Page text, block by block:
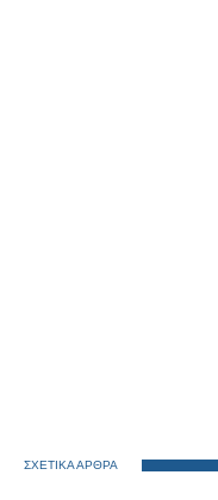
ΣΧΕΤΙΚΑ ΑΡΘΡΑ